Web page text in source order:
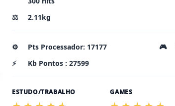
⚖️ 2.11kg
⚙️ Pts Processador: 17177 🎮
⚡
Kb Pontos : 27599
ESTUDO/TRABALHO GAMES